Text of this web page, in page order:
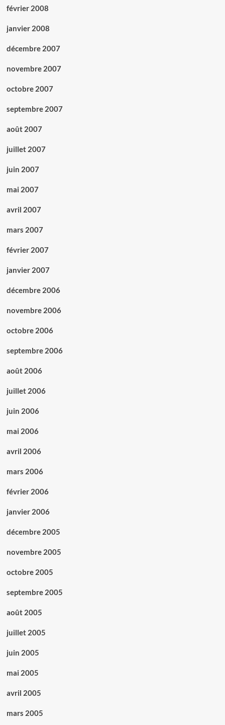
février 2008
janvier 2008
décembre 2007
novembre 2007
octobre 2007
septembre 2007
août 2007
juillet 2007
juin 2007
mai 2007
avril 2007
mars 2007
février 2007
janvier 2007
décembre 2006
novembre 2006
octobre 2006
septembre 2006
août 2006
juillet 2006
juin 2006
mai 2006
avril 2006
mars 2006
février 2006
janvier 2006
décembre 2005
novembre 2005
octobre 2005
septembre 2005
août 2005
juillet 2005
juin 2005
mai 2005
avril 2005
mars 2005